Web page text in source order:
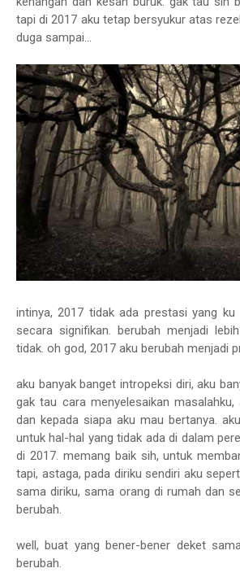
tapi di 2017 aku tetap bersyukur atas
duga sampai...
intinya, 2017 tidak ada prestasi yang ku
secara signifikan. berubah menjadi
tidak. oh god, 2017 aku berubah menjadi
aku banyak banget intropeksi diri, aku
gak tau cara menyelesaikan
dan kepada siapa aku mau bertanya.
untuk hal-hal yang tidak ada di dalam
di 2017. memang baik sih, untuk
tapi, astaga, pada diriku sendiri aku
sama diriku, sama orang di rumah dan
berubah.
well, buat yang bener-bener deket
berubah.